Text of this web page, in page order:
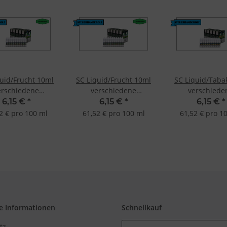
Frucht 10ml
18mg
6,15 € *
€ pro 100 ml
SC Liquid/Frucht 10ml
verschiedene
Geschmacksrichtungen
Vanille 18mg
6,15 € *
61,52 € pro 100 ml
SC Liquid/
RY4 Tabak
6,15 € *
61,52 € pro
Informationen Schnellkauf